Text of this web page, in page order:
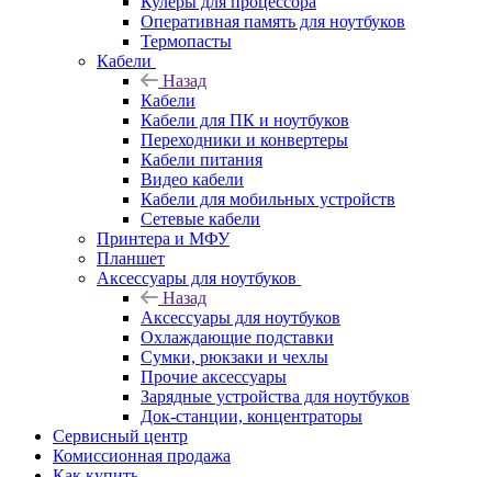
Оперативная память для ноутбуков
Термопасты
Кабели
Назад
Кабели
Кабели для ПК и ноутбуков
Переходники и конвертеры
Кабели питания
Видео кабели
Кабели для мобильных устройств
Сетевые кабели
Принтера и МФУ
Планшет
Аксессуары для ноутбуков
Назад
Аксессуары для ноутбуков
Охлаждающие подставки
Сумки, рюкзаки и чехлы
Прочие аксессуары
Зарядные устройства для ноутбуков
Док-станции, концентраторы
Сервисный центр
Комиссионная продажа